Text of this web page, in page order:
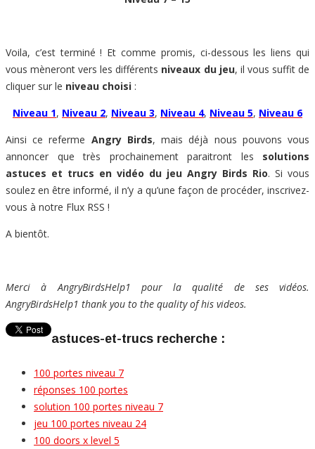
Voila, c’est terminé ! Et comme promis, ci-dessous les liens qui
vous mèneront vers les différents niveaux du jeu, il vous suffit de
cliquer sur le niveau choisi :
Niveau 1, Niveau 2, Niveau 3, Niveau 4, Niveau 5, Niveau 6
Ainsi ce referme Angry Birds, mais déjà nous pouvons vous
annoncer que très prochainement paraitront les solutions
astuces et trucs en vidéo du jeu Angry Birds Rio. Si vous
soulez en être informé, il n’y a qu’une façon de procéder, inscrivez-
vous à notre Flux RSS !
A bientôt.
Merci à AngryBirdsHelp1 pour la qualité de ses vidéos.
AngryBirdsHelp1 thank you to the quality of his videos.
astuces-et-trucs recherche :
100 portes niveau 7
réponses 100 portes
solution 100 portes niveau 7
jeu 100 portes niveau 24
100 doors x level 5